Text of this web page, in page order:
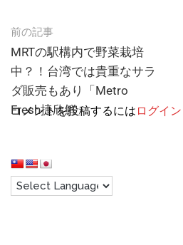
Post
navigation
前の記事
MRTの駅構内で野菜栽培
中？！台湾では貴重なサラ
ダ販売もあり「Metro
Fresh捷欣鮮」
コメントを投稿するには ログイン